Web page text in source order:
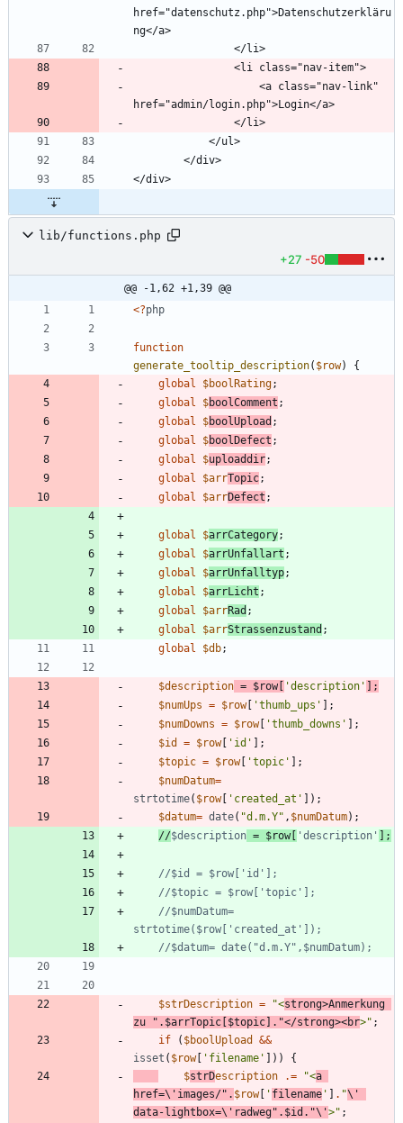
href="datenschutz.php">Datenschutzerkläru
lib/functions.php
+27 -50
@@ -1,62 +1,39 @@
<?php
function
generate_tooltip_description( $row)
{
global
$boolRating;
global
$boolComment ;
global
$boolUpload ;
global
$boolDefect ;
global
$uploaddir;
global
$arrTopic;
global
$arrDefect ;
global $arrCategory;
global
$arrUnfallart ;
global
$arrUnfalltyp;
global
$arrLicht ;
global
$arrRad ;
global
$arrStrassenzustand ;
global
$db;
$description = $row 'description'
];
$numUps = $row[ 'thumb_ups'
];
$numDowns = $row[ 'thumb_downs'
];
$id
= $row[ 'id'
];
$topic = $row[ 'topic'
];
$numDatum=
strtotime( $row[ 'created_at'
]);
$datum= date( "d.m.Y" , $numDatum);
//$description = $row[ 'description'
//$numDatum=
$strDescription = "<strong>Anmerkung
zu
" . $arrTopic $topic . "</strong><br>" ;
if
( $boolUpload
&&
isset ( $row[ 'filename' ]))
{
$strDescription .= "<a
href=\ 'images/" . $row[ ' filename ' . "\ '
data-lightbox=\ 'radweg" . $id . "\ '>" ;